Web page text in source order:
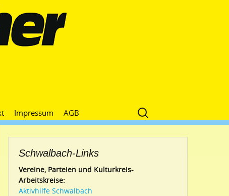
Impressum AGB
Suche
nach:
Schwalbach-Links
Vereine, Parteien und Kulturkreis-
Arbeitskreise:
Aktivhilfe Schwalbach